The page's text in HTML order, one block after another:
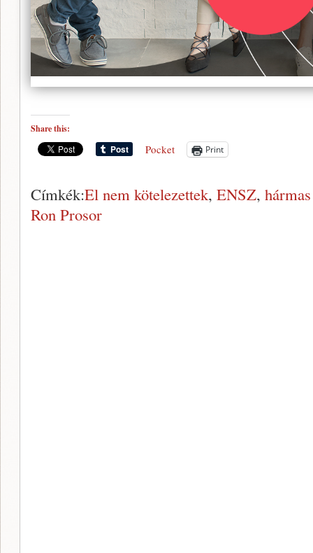
Share this:
Pocket Print
Címkék:El nem kötelezettek, ENSZ,
Ron Prosor